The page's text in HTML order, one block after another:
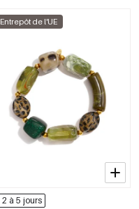
Entrepôt de l'UE
2 à 5 jours